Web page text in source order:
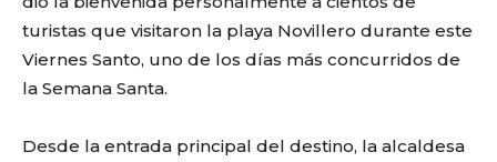
turistas que visitaron la playa Novillero durante este
Viernes Santo, uno de los días más concurridos de
la Semana Santa.
Desde la entrada principal del destino, la alcaldesa